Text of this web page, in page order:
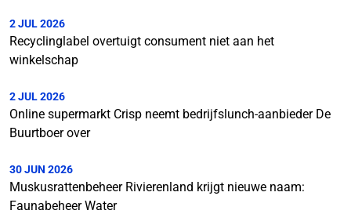
2 JUL 2026
Recyclinglabel overtuigt consument niet aan het
winkelschap
2 JUL 2026
Online supermarkt Crisp neemt bedrijfslunch-aanbieder De
Buurtboer over
30 JUN 2026
Muskusrattenbeheer Rivierenland krijgt nieuwe naam:
Faunabeheer Water